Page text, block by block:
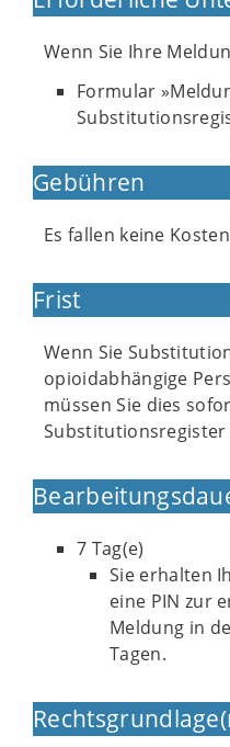
Wenn Sie Ihre
Formular
Gebühren
Es fallen keine
Frist
Wenn Sie
opioidabhängige
müssen Sie dies
Substitutionsregister
7 Tag(e)
Sie erhalten
eine PIN zur
Meldung in
Tagen.